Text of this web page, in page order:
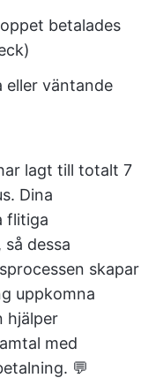
betalades
eller väntande
lagt till totalt 7
Dina
flitiga
dessa
skapar
uppkomna
hjälper
med
💬